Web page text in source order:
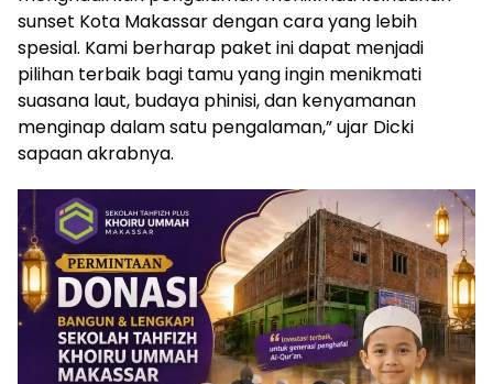
sunset Kota Makassar dengan cara yang lebih
spesial. Kami berharap paket ini dapat menjadi
pilihan terbaik bagi tamu yang ingin menikmati
suasana laut, budaya phinisi, dan kenyamanan
menginap dalam satu pengalaman,” ujar Dicki
sapaan akrabnya.